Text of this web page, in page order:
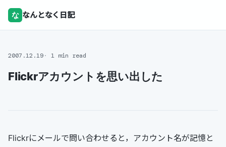
な なんとなく日記
2007.12.19 1 min read
Flickrアカウントを思い出した
Flickrにメールで問い合わせると，アカウント名が記憶と